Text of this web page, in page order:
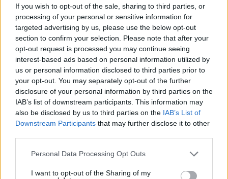
If you wish to opt-out of the sale, sharing to third parties, or
processing of your personal or sensitive information for
targeted advertising by us, please use the below opt-out
section to confirm your selection. Please note that after your
opt-out request is processed you may continue seeing
interest-based ads based on personal information utilized by
us or personal information disclosed to third parties prior to
your opt-out. You may separately opt-out of the further
disclosure of your personal information by third parties on the
IAB’s list of downstream participants. This information may
also be disclosed by us to third parties on the IAB’s List of
Downstream Participants that may further disclose it to other
Please note that this website/app uses one or more Google
not limited to your visit or usage behaviour. You may click to
Personal Data Processing Opt Outs
I want to opt-out of the Sharing of my
Το «σκουλήκι του διαβόλου» που ζει 1,3 χιλιόμετρα
κάτω από τη Γη και αλλάζει όσα γνωρίζαμε για τη
ζωή: «Οι άνθρωποι δεν κυβερνάμε τον κόσμο»